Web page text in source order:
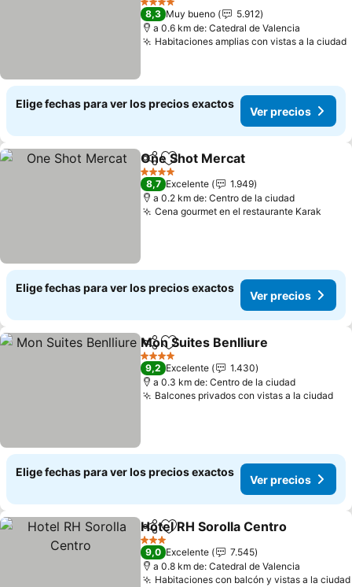
4 Estrellas
8,3 Muy bueno
5.912
a 0.6 km de: Catedral de Valencia
Habitaciones amplias con vistas a la ciudad
Elige fechas para ver los precios exactos
Ver precios
CompartirAgregar a favoritos
One Shot Mercat
4 Estrellas
8,7 Excelente
1.949
a 0.2 km de: Centro de la ciudad
Cena gourmet en el restaurante Karak
Elige fechas para ver los precios exactos
Ver precios
CompartirAgregar a favoritos
Mon Suites Benlliure
4 Estrellas
9,2 Excelente
1.430
a 0.3 km de: Centro de la ciudad
Balcones privados con vistas a la ciudad
Elige fechas para ver los precios exactos
Ver precios
CompartirAgregar a favoritos
Hotel RH Sorolla Centro
3 Estrellas
9,0 Excelente
7.545
a 0.8 km de: Catedral de Valencia
Habitaciones con balcón y vistas a la ciudad